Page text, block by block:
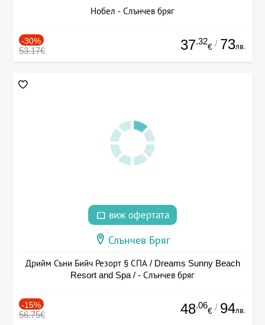
Нобел - Слънчев бряг
-30%
53.17€ 37.32
€ / 73лв.
виж офертата
Слънчев Бряг
Дрийм Съни Бийч Резорт § СПА / Dreams Sunny Beach
Resort and Spa / - Слънчев бряг
-15%
56.75€ 48.06
€ / 94лв.